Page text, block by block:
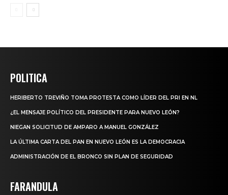
POLITICA
HERIBERTO TREVIÑO TOMA PROTESTA COMO LÍDER DEL PRI EN NL
¿EL MENSAJE POLÍTICO DEL PRESIDENTE PARA NUEVO LEÓN?
NIEGAN SOLICITUD DE AMPARO A MANUEL GONZÁLEZ
LA ÚLTIMA CARTA DEL PAN EN NUEVO LEÓN ES LA DEMOCRACIA
ADMINISTRACIÓN DE EL BRONCO SIN PLAN DE SEGURIDAD
FARANDULA